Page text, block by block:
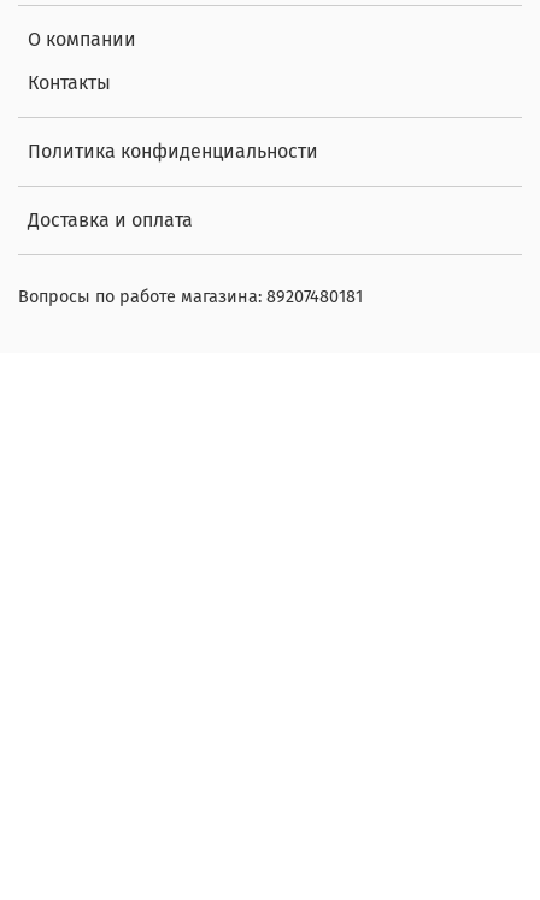
О компании
Контакты
Политика конфиденциальности
Доставка и оплата
Вопросы по работе магазина: 89207480181